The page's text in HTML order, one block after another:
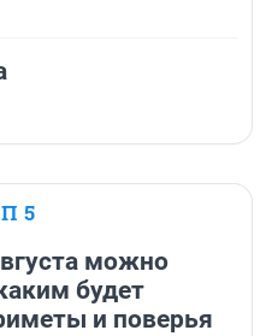
5
можно
будет
и поверья